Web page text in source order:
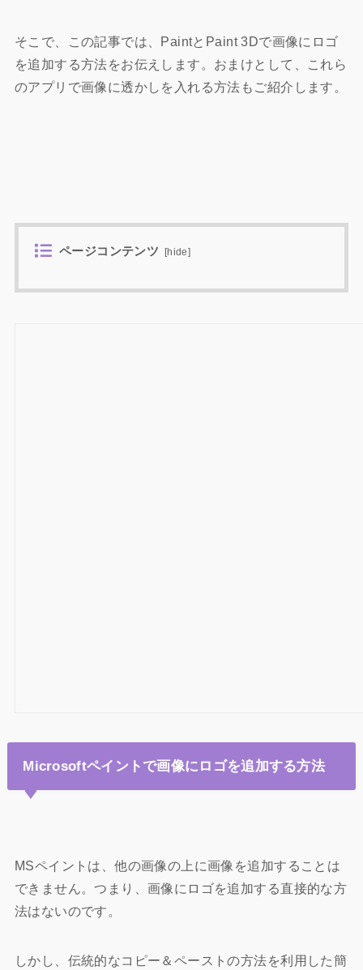
そこで、この記事では、PaintとPaint 3Dで画像にロゴ
を追加する方法をお伝えします。おまけとして、これら
のアプリで画像に透かしを入れる方法もご紹介します。
ページコンテンツ [hide]
Microsoftペイントで画像にロゴを追加する方法
MSペイントは、他の画像の上に画像を追加することは
できません。つまり、画像にロゴを追加する直接的な方
法はないのです。
しかし、伝統的なコピー＆ペーストの方法を利用した簡